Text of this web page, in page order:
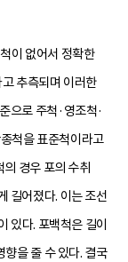
이 없어서 정확한
추측되며 이러한
으로 주척·영조척·
척을 표준척이라고
경우 포의 수취
길어졌다. 이는 조선
있다. 포백척은 길이
을 줄 수 있다. 결국